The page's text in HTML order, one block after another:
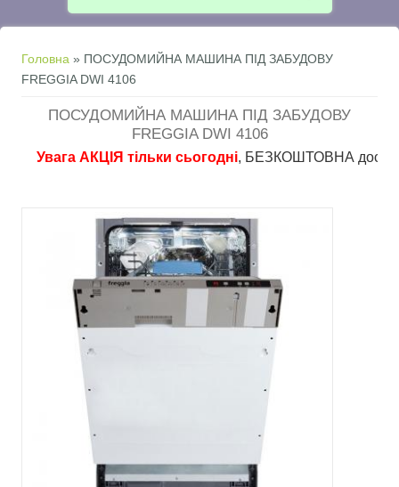
Ви є тут
Головна » ПОСУДОМИЙНА МАШИНА ПІД ЗАБУДОВУ
FREGGIA DWI 4106
ПОСУДОМИЙНА МАШИНА ПІД ЗАБУДОВУ
FREGGIA DWI 4106
Увага АКЦІЯ тільки сьогодні, БЕЗКОШТОВНА доставка в